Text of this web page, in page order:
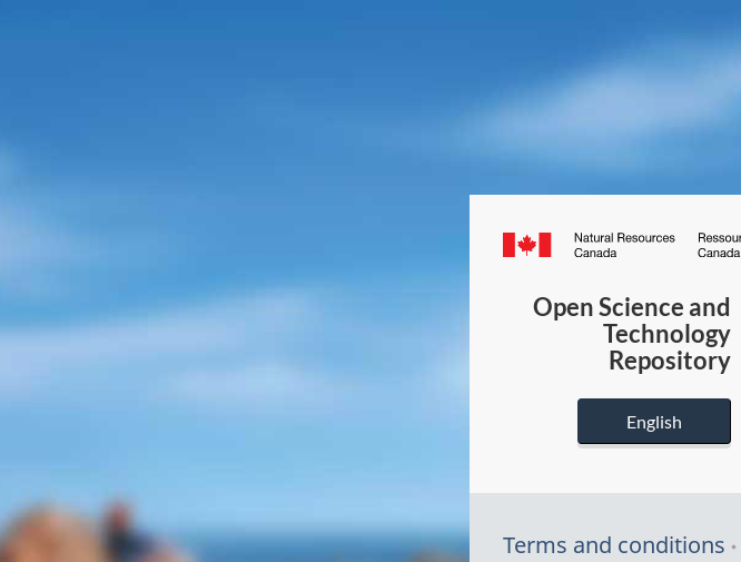
Canada.ca
Open Science and
Technology
Repository
English
Terms and conditions